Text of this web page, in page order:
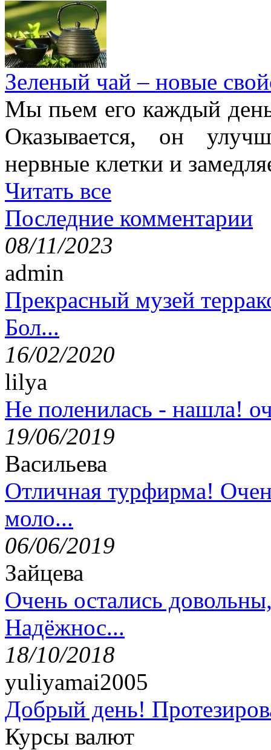
Зеленый чай – новые
Мы пьем его каждый
Оказывается, он
нервные клетки и
Читать все
Последние комментарии
08/11/2023
admin
Прекрасный музей
Бол...
16/02/2020
lilya
Не поленилась - нашла!
19/06/2019
Васильева
Отличная турфирма!
моло...
06/06/2019
Зайцева
Очень остались
Надёжнос...
18/10/2018
yuliyamai2005
Добрый день!
Курсы валют